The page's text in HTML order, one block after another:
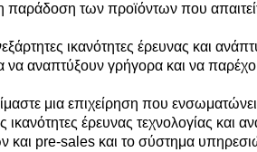
των προϊόντων που
ικανότητες έρευνας και
αναπτύξουν γρήγορα και να
μια επιχείρηση που ενσωματώνει
έρευνας τεχνολογίας και
και pre-sales και το σύστημα